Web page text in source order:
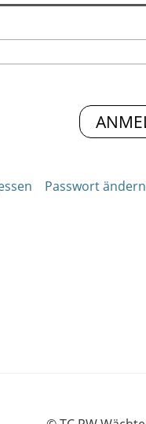
Passwort ändern